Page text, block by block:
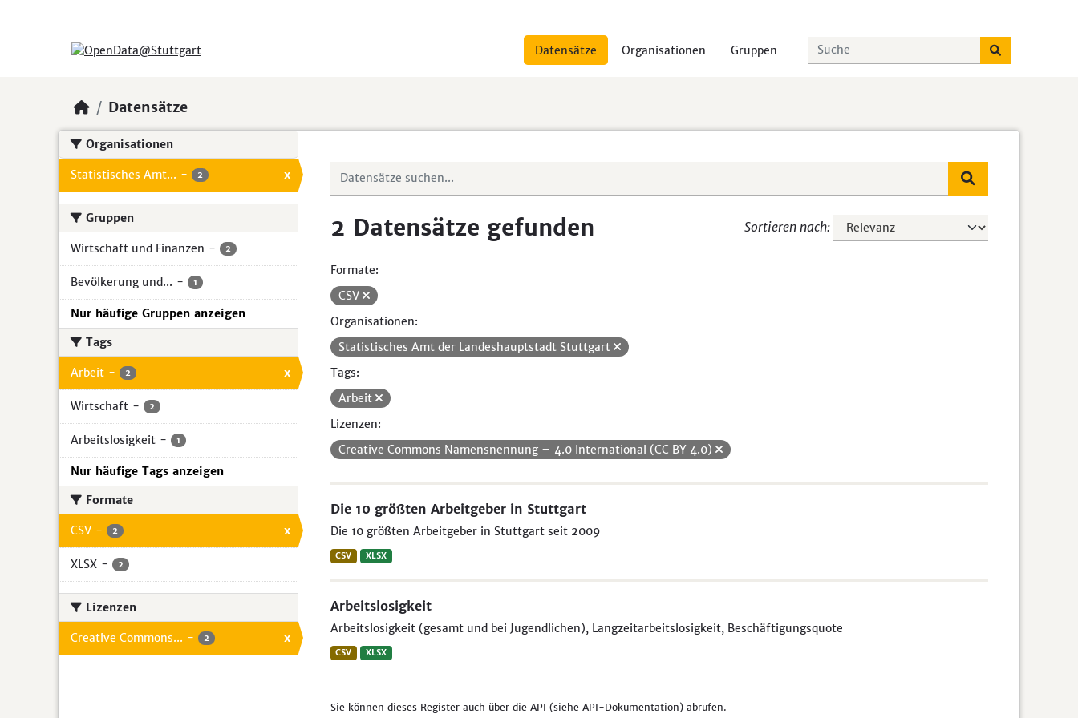
Datensätze Organisationen Gruppen
Datensätze
Organisationen
Statistisches Amt... - 2 x
Gruppen
Wirtschaft und Finanzen - 2
Bevölkerung und... - 1
Nur häufige Gruppen anzeigen
Tags
Arbeit - 2 x
Wirtschaft - 2
Arbeitslosigkeit - 1
Nur häufige Tags anzeigen
Formate
CSV - 2 x
XLSX - 2
Lizenzen
Creative Commons... - 2 x
Sortieren nach
2 Datensätze gefunden
Formate:
CSV
Organisationen:
Statistisches Amt der Landeshauptstadt Stuttgart
Tags:
Arbeit
Lizenzen:
Creative Commons Namensnennung – 4.0 International (CC BY 4.0)
Die 10 größten Arbeitgeber in Stuttgart
Die 10 größten Arbeitgeber in Stuttgart seit 2009
CSV XLSX
Arbeitslosigkeit
Arbeitslosigkeit (gesamt und bei Jugendlichen), Langzeitarbeitslosigkeit, Beschäftigungsquote
CSV XLSX
Sie können dieses Register auch über die API (siehe API-Dokumentation) abrufen.